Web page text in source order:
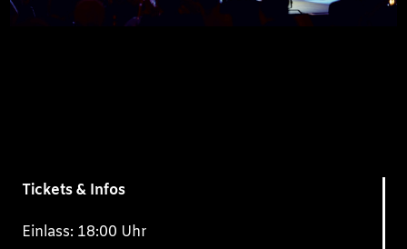
Tickets & Infos
Einlass: 18:00 Uhr